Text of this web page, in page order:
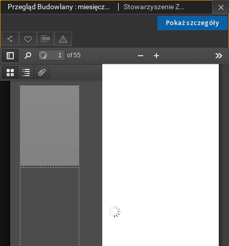
Pokaż szczegóły
Przegląd Budowlany : miesięcznik poświęcony sprawom budownictwa : organ Stowarzyszenia Zawodowego Przemysłowców Budowlanych R. P. R. XVIII nr 5 (1946) Stowarzyszenie Zawodowe Przemysłowców Budowlanych Rzeczypospolitej Polskiej.